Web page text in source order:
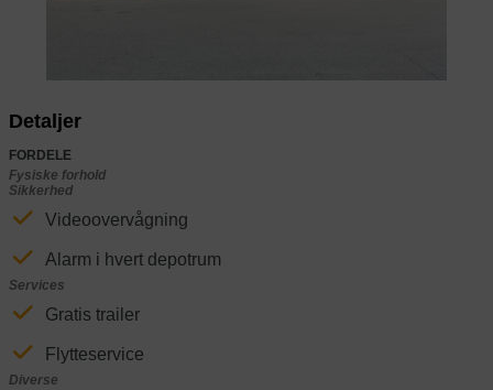
Detaljer
FORDELE
Fysiske forhold
Sikkerhed
Videoovervågning
Alarm i hvert depotrum
Services
Gratis trailer
Flytteservice
Diverse